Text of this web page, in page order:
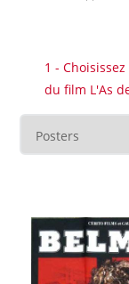
1 -
du film L'As